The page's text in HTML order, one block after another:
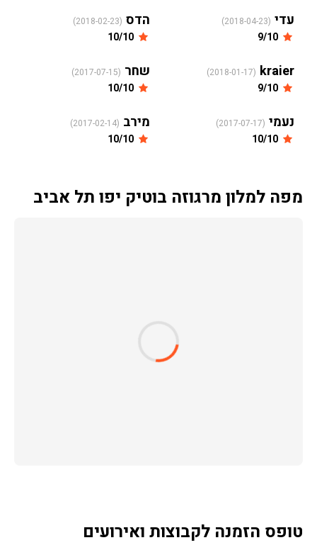
עדי (2018-04-23) הדס (2018-02-23)
kraier
(2018-01-17) שחר (2017-07-15)
נעמי (2017-07-17) מירב (2017-02-14)
מפה למלון מרגוזה בוטיק יפו תל אביב
טופס הזמנה לקבוצות ואירועים